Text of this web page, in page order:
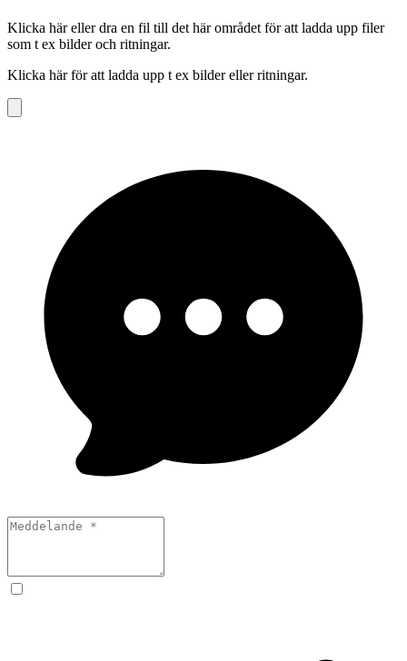
Klicka här eller dra en fil till det här området för att ladda upp filer
som t ex bilder och ritningar.
Klicka här för att ladda upp t ex bilder eller ritningar.